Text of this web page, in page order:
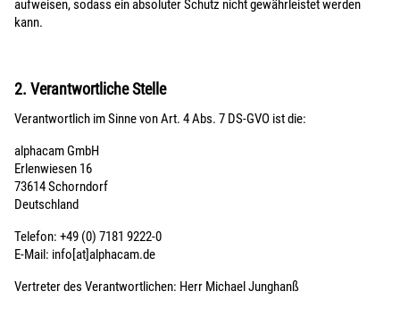
aufweisen, sodass ein absoluter Schutz nicht gewährleistet werden
kann.
2. Verantwortliche Stelle
Verantwortlich im Sinne von Art. 4 Abs. 7 DS-GVO ist die:
alphacam GmbH
Erlenwiesen 16
73614 Schorndorf
Deutschland
Telefon: +49 (0) 7181 9222-0
E-Mail: info[at]alphacam.de
Vertreter des Verantwortlichen: Herr Michael Junghanß